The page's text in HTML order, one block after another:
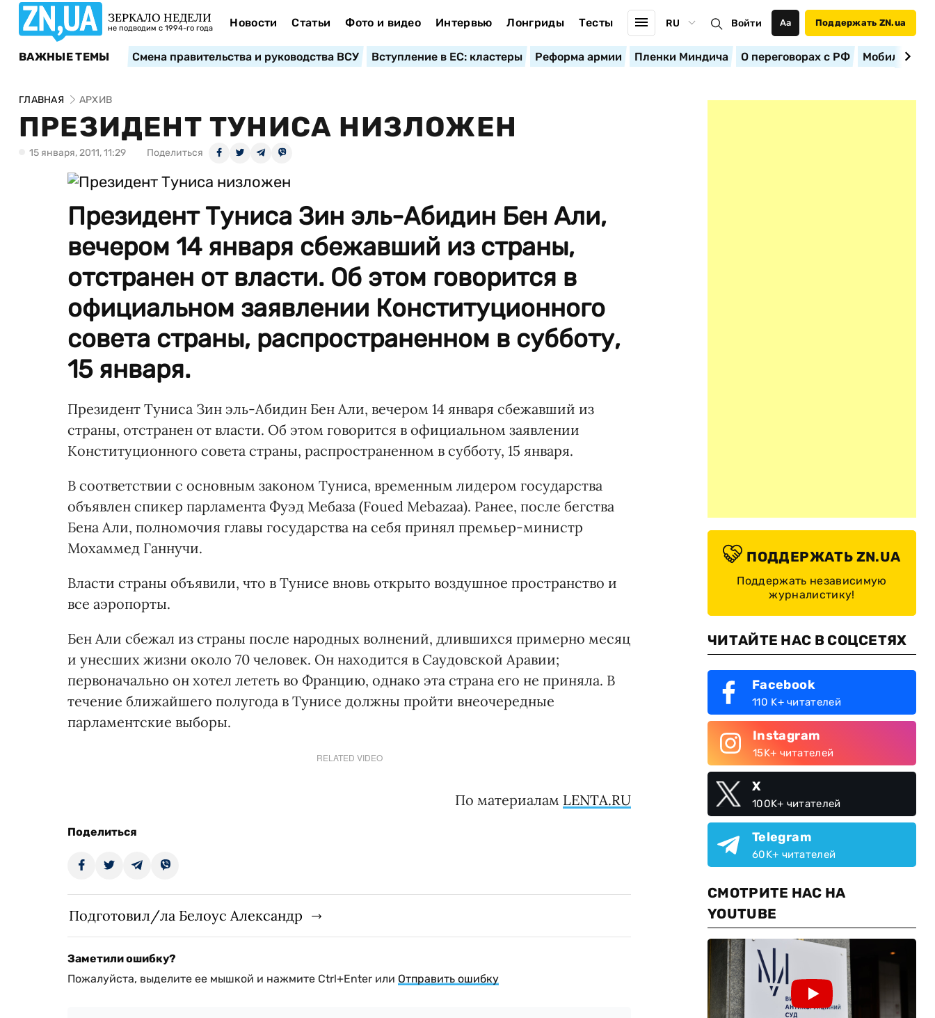
ЗЕРКАЛО НЕДЕЛИ
не подводим с 1994-го года Новости Статьи Фото и видео Интервью Лонгриды Тесты RU Войти Аа Поддержать ZN.ua
ВАЖНЫЕ ТЕМЫ Смена правительства и руководства ВСУ Вступление в ЕС: кластеры Реформа армии Пленки Миндича О переговорах с РФ
ГЛАВНАЯ АРХИВ
ПРЕЗИДЕНТ ТУНИСА НИЗЛОЖЕН
15 января, 2011, 11:29 Поделиться
Президент Туниса Зин эль-Абидин Бен Али,
вечером 14 января сбежавший из страны,
отстранен от власти. Об этом говорится в
официальном заявлении Конституционного
совета страны, распространенном в субботу,
15 января.
Президент Туниса Зин эль-Абидин Бен Али, вечером 14 января сбежавший из
страны, отстранен от власти. Об этом говорится в официальном заявлении
Конституционного совета страны, распространенном в субботу, 15 января.
В соответствии с основным законом Туниса, временным лидером государства
объявлен спикер парламента Фуэд Мебаза (Foued Mebazaa). Ранее, после бегства
Бена Али, полномочия главы государства на себя принял премьер-министр
Мохаммед Ганнучи.
Власти страны объявили, что в Тунисе вновь открыто воздушное пространство и
все аэропорты.
Бен Али сбежал из страны после народных волнений, длившихся примерно месяц
и унесших жизни около 70 человек. Он находится в Саудовской Аравии;
первоначально он хотел лететь во Францию, однако эта страна его не приняла. В
течение ближайшего полугода в Тунисе должны пройти внеочередные
парламентские выборы.
RELATED VIDEO
По материалам LENTA.RU
Поделиться
Подготовил/ла Белоус Александр
Заметили ошибку?
Пожалуйста, выделите ее мышкой и нажмите Ctrl+Enter или Отправить ошибку
ПОДДЕРЖАТЬ ZN.UA
Поддержать независимую
журналистику!
ЧИТАЙТЕ НАС В СОЦСЕТЯХ
Facebook
110 K+ читателей
Instagram
15K+ читателей
X
100K+ читателей
Telegram
60K+ читателей
СМОТРИТЕ НАС НА
YOUTUBE